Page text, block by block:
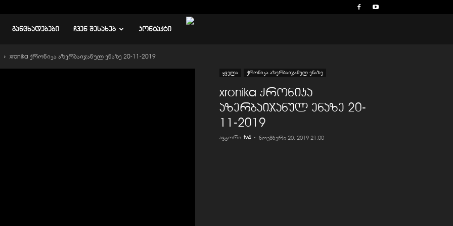
ᲒᲐᲜᲪᲮᲐᲓᲔᲑᲔᲑᲘ ᲩᲕᲔᲜ ᲨᲔᲡᲐᲮᲔᲑ ᲙᲝᲜᲢᲐᲥᲢᲘ
xronika ქრონიკა აზერბაიჯანულ ენაზე 20-11-2019
ყველა ქრონიკა აზერბაიჯანულ ენაზე
xronika ქრონიკა
აზერბაიჯანულ ენაზე 20-
11-2019
ავტორი tv4 - ნოემბერი 20, 2019 21:00